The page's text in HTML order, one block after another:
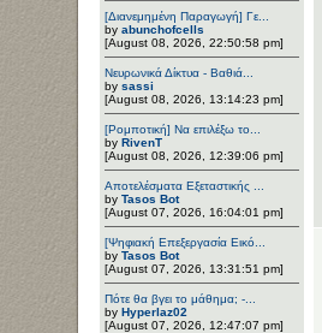
[Διανεμημένη Παραγωγή] Γε...
by abunchofcells
[August 08, 2026, 22:50:58 pm]
Νευρωνικά Δίκτυα - Βαθιά...
by sassi
[August 08, 2026, 13:14:23 pm]
[Ρομποτική] Να επιλέξω το...
by RivenT
[August 08, 2026, 12:39:06 pm]
Αποτελέσματα Εξεταστικής ...
by Tasos Bot
[August 07, 2026, 16:04:01 pm]
[Ψηφιακή Επεξεργασία Εικό...
by Tasos Bot
[August 07, 2026, 13:31:51 pm]
Πότε θα βγει το μάθημα; -...
by Hyperlaz02
[August 07, 2026, 12:47:07 pm]